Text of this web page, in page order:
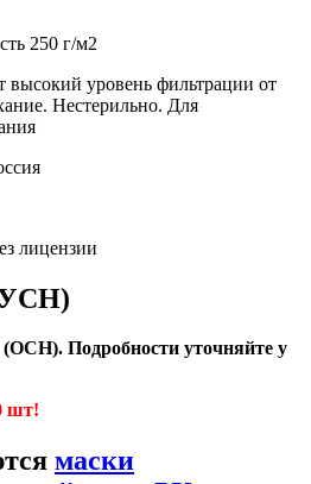
250 г/м2
высокий уровень фильтрации от
Нестерильно. Для
лицензии
Подробности уточняйте у
шт!
маски